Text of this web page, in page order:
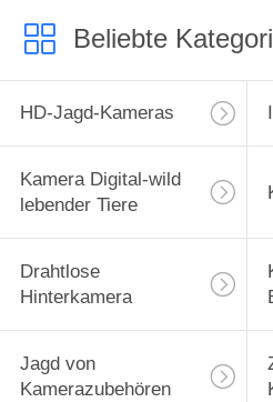
Beliebte
HD-Jagd-Kameras
Kamera Digital-wild
lebender Tiere
Drahtlose
Hinterkamera
Jagd von
Kamerazubehören